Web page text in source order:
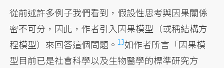
從前述許多例子我們看到，假設性思考與因果關係
密不可分，因此，作者引入因果模型（或稱結構方
程模型）來回答這個問題。13如作者所言 「因果模
型目前已是社會科學以及生物醫學的標準研究方